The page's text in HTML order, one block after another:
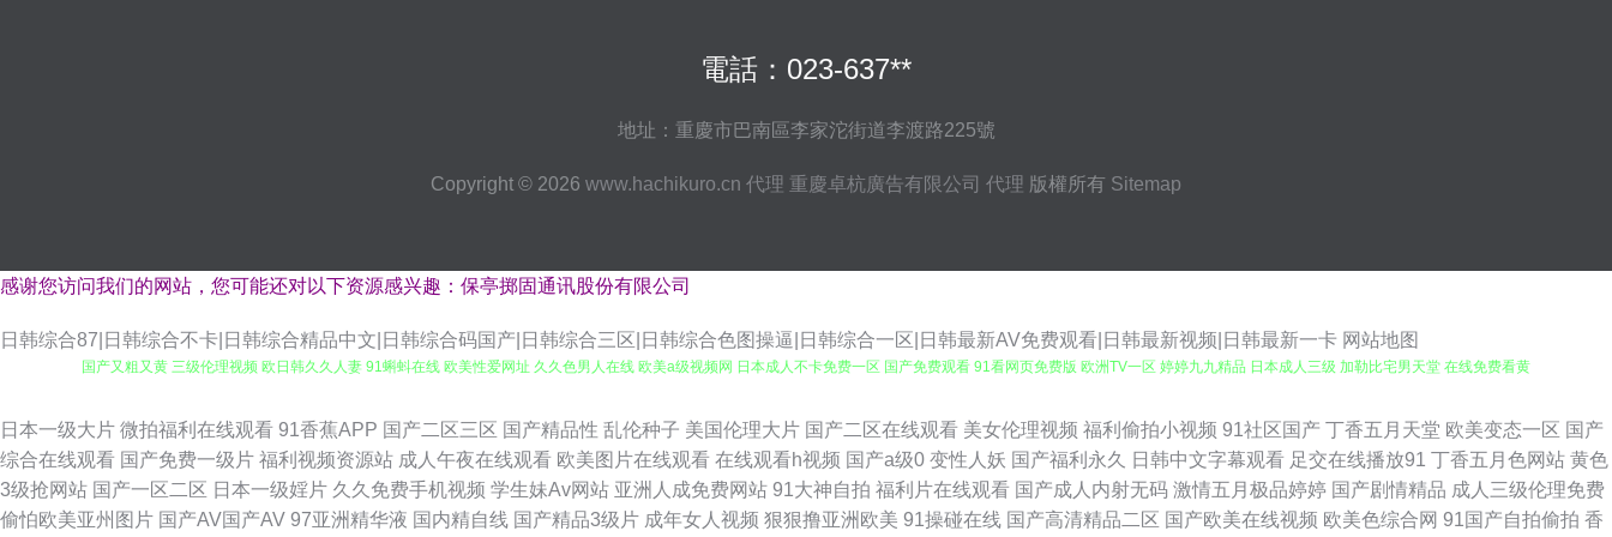
電話：023-637**
地址：重慶市巴南區李家沱街道李渡路225號
Copyright © 2026 www.hachikuro.cn 代理 重慶卓杭廣告有限公司 代理 版權所有 Sitemap
感谢您访问我们的网站，您可能还对以下资源感兴趣：保亭掷固通讯股份有限公司
日韩综合87|日韩综合不卡|日韩综合精品中文|日韩综合码国产|日韩综合三区|日韩综合色图操逼|日韩综合一区|日韩最新AV免费观看|日韩最新视频|日韩最新一卡 网站地图
国产又粗又黄 三级伦理视频 欧日韩久久人妻 91蝌蚪在线 欧美性爱网址 久久色男人在线 欧美a级视频网 日本成人不卡免费一区 国产免费观看 91看网页免费版 欧洲TV一区 婷婷九九精品 日本成人三级 加勒比宅男天堂 在线免费看黄
在线观看免费 欧美三片库 91青草依依性爱网 日韩论理视频 AV无码一区二区三区 天堂网av在线 91色桃 欧美一区二区成人在线 91水白嫩网站喷水 亚洲综合在久久视频 97人妻资源总站 午夜小视频在线 草莓在线看 中文字幕第1页
豆花视频在线吃瓜 伊人久久青青草 成人久久 91色色网址 超碰在线伊人在 伊人大香蕉情爱 成人在线蜜桃视频 午夜伊人极品综合 国产伊人久久网 超碰人人操人人妻 黑丝后入口交 韩国无码黄色 精品少妇一区二区 91免费视屏大全
日本一级大片 微拍福利在线观看 91香蕉APP 国产二区三区 国产精品性 乱伦种子 美国伦理大片 国产二区在线观看 美女伦理视频 福利偷拍小视频 91社区国产 丁香五月天堂 欧美变态一区 国产
综合在线观看 国产免费一级片 福利视频资源站 成人午夜在线观看 欧美图片在线观看 在线观看h视频 国产a级0 变性人妖 国产福利永久 日韩中文字幕观看 足交在线播放91 丁香五月色网站 黄色
3级抢网站 国产一区二区 日本一级婬片 久久免费手机视频 学生妹Av网站 亚洲人成免费网站 91大神自拍 福利片在线观看 国产成人内射无码 激情五月极品婷婷 国产剧情精品 成人三级伦理免费
偷怕欧美亚州图片 国产AV国产AV 97亚洲精华液 国内精自线 国产精品3级片 成年女人视频 狠狠撸亚洲欧美 91操碰在线 国产高清精品二区 国产欧美在线视频 欧美色综合网 91国产自拍偷拍 香